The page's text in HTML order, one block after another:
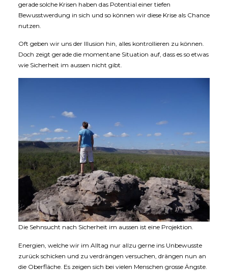
gerade solche Krisen haben das Potential einer tiefen
Bewusstwerdung in sich und so können wir diese Krise als Chance
nutzen.
Oft geben wir uns der Illusion hin, alles kontrollieren zu können.
Doch zeigt gerade die momentane Situation auf, dass es so etwas
wie Sicherheit im aussen nicht gibt.
Die Sehnsucht nach Sicherheit im aussen ist eine Projektion.
Energien, welche wir im Alltag nur allzu gerne ins Unbewusste
zurück schicken und zu verdrängen versuchen, drängen nun an
die Oberfläche. Es zeigen sich bei vielen Menschen grosse Ängste.